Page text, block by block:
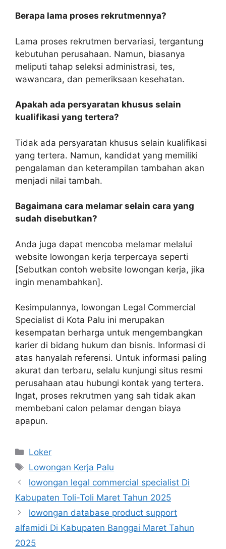
Berapa lama proses rekrutmennya?
Lama proses rekrutmen bervariasi, tergantung
kebutuhan perusahaan. Namun, biasanya
meliputi tahap seleksi administrasi, tes,
wawancara, dan pemeriksaan kesehatan.
Apakah ada persyaratan khusus selain
kualifikasi yang tertera?
Tidak ada persyaratan khusus selain kualifikasi
yang tertera. Namun, kandidat yang memiliki
pengalaman dan keterampilan tambahan akan
menjadi nilai tambah.
Bagaimana cara melamar selain cara yang
sudah disebutkan?
Anda juga dapat mencoba melamar melalui
website lowongan kerja terpercaya seperti
[Sebutkan contoh website lowongan kerja, jika
ingin menambahkan].
Kesimpulannya, lowongan Legal Commercial
Specialist di Kota Palu ini merupakan
kesempatan berharga untuk mengembangkan
karier di bidang hukum dan bisnis. Informasi di
atas hanyalah referensi. Untuk informasi paling
akurat dan terbaru, selalu kunjungi situs resmi
perusahaan atau hubungi kontak yang tertera.
Ingat, proses rekrutmen yang sah tidak akan
membebani calon pelamar dengan biaya
apapun.
Kategori
Loker
Tag
Lowongan Kerja Palu
lowongan legal commercial specialist Di
Kabupaten Toli-Toli Maret Tahun 2025
lowongan database product support
alfamidi Di Kabupaten Banggai Maret Tahun
2025